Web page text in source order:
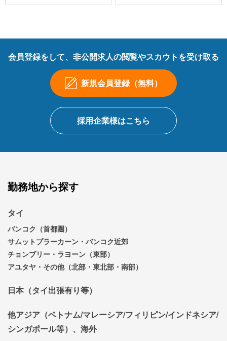
会員登録をして、非公開求人の閲覧やスカウトを受け取る
新規会員登録（無料）
採用企業様はこちら
勤務地から探す
タイ
バンコク（首都圏）
サムットプラーカーン・バンコク近郊
チョンブリー・ラヨーン（東部）
アユタヤ・その他（北部・東北部・南部）
日本（タイ出張有り等）
他アジア（ベトナム/マレーシア/フィリピン/インドネシア/
シンガポール等）、海外